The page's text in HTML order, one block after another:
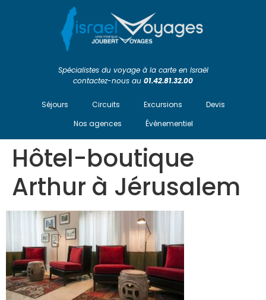
Spécialistes du voyage à la carte en Israël
contactez-nous au 01.42.81.32.00
Séjours Circuits Excursions
Devis
Nos agences
Événementiel
Hôtel-boutique
Arthur à Jérusalem